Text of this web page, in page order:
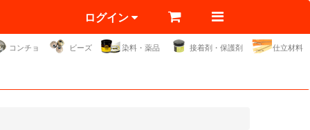
ログイン
コンチョ ビーズ 染料・薬品 接着剤・保護剤 仕立材料